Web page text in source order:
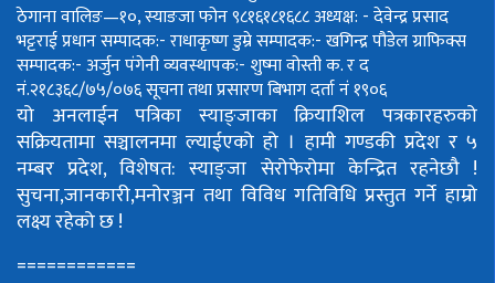
ठेगाना वालिङ—१०, स्याङजा फोन ९८१६१८१६८८अध्यक्ष: - देवेन्द्र प्रसाद
भट्टराईप्रधान सम्पादक:- राधाकृष्ण डुम्रेसम्पादक:- खगिन्द्र पौडेलग्राफिक्स
सम्पादक:- अर्जुन पंगेनीव्यवस्थापक:- शुष्मा वोस्तीक. र द
नं.२१८३६८/७५/०७६सूचना तथा प्रसारण बिभाग दर्ता नं १९०६
यो अनलाईन पत्रिका स्याङ्जाका क्रियाशिल पत्रकारहरुको
सक्रियतामा सञ्चालनमा ल्याईएको हो । हामी गण्डकी प्रदेश र ५
नम्बर प्रदेश, विशेषत: स्याङ्जा सेरोफेरोमा केन्द्रित रहनेछौ !
सुचना,जानकारी,मनोरञ्जन तथा विविध गतिविधि प्रस्तुत गर्ने हाम्रो
लक्ष्य रहेको छ !
============